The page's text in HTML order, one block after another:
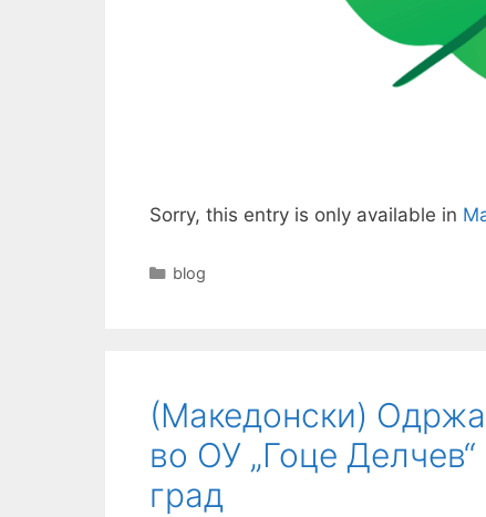
Sorry, this entry is only available in
Categories
blog
(Македонски)
во ОУ „Гоце
град